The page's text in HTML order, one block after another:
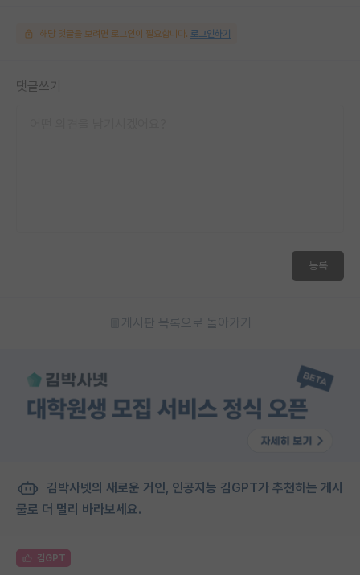
해당 댓글을 보려면 로그인이 필요합니다. 로그인하기
댓글쓰기
등록
게시판 목록으로 돌아가기
김박사넷의 새로운 거인, 인공지능 김GPT가 추천하는 게시
물로 더 멀리 바라보세요.
김GPT